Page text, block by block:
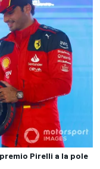
Pirelli a la pole